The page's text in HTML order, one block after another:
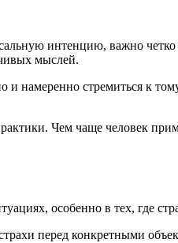
интенцию, важно
мыслей.
намеренно стремиться к
Чем чаще человек
особенно в тех, где
перед конкретными